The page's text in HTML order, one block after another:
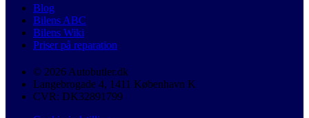
Blog
Bilens ABC
Bilens Wiki
Priser på reparation
© 2026 Autobutler.dk
Langebrogade 4, 1411 København K
CVR: DK32891799